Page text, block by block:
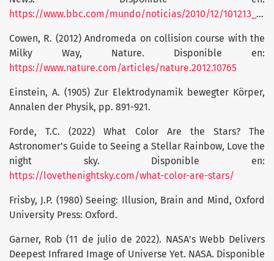
https://www.bbc.com/mundo/noticias/2010/12/101213_vision_abejas_lp
Cowen, R. (2012) Andromeda on collision course with the
Milky Way, Nature. Disponible en:
https://www.nature.com/articles/nature.2012.10765
Einstein, A. (1905) Zur Elektrodynamik bewegter Körper,
Annalen der Physik, pp. 891-921.
Forde, T.C. (2022) What Color Are the Stars? The
Astronomer’s Guide to Seeing a Stellar Rainbow, Love the
night sky. Disponible en:
https://lovethenightsky.com/what-color-are-stars/
Frisby, J.P. (1980) Seeing: Illusion, Brain and Mind, Oxford
University Press: Oxford.
Garner, Rob (11 de julio de 2022). NASA’s Webb Delivers
Deepest Infrared Image of Universe Yet. NASA. Disponible